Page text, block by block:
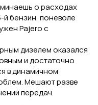
о расходах
й бензин, поневоле
Pajero с
дизелем оказался
и достаточно
в динамичном
Мешают разве
передач.